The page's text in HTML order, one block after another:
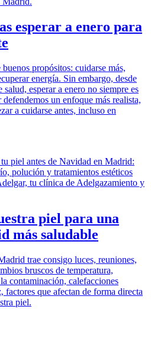
esperar a enero para
propósitos: cuidarse más,
energía. Sin embargo, desde
esperar a enero no siempre es
un enfoque más realista,
a cuidarse antes, incluso en
piel para una
más saludable
trae consigo luces, reuniones,
bruscos de temperatura,
contaminación, calefacciones
factores que afectan de forma directa
piel.